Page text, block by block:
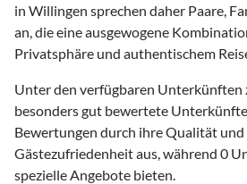
in Willingen sprechen daher Paare,
an, die eine ausgewogene
Privatsphäre und authentischem
Unter den verfügbaren Unterkünften
besonders gut bewertete
Bewertungen durch ihre Qualität und
Gästezufriedenheit aus, während 0
spezielle Angebote bieten.